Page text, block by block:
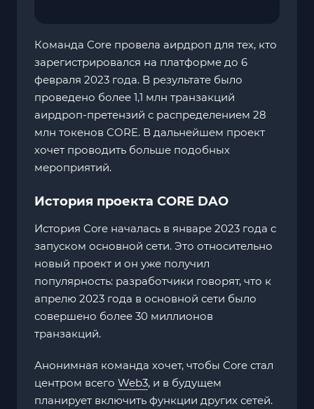
Команда Core провела аирдроп для тех, кто
зарегистрировался на платформе до 6
февраля 2023 года. В результате было
проведено более 1,1 млн транзакций
аирдроп-претензий с распределением 28
млн токенов CORE. В дальнейшем проект
хочет проводить больше подобных
мероприятий.
История проекта CORE DAO
История Core началась в январе 2023 года с
запуском основной сети. Это относительно
новый проект и он уже получил
популярность: разработчики говорят, что к
апрелю 2023 года в основной сети было
совершено более 30 миллионов
транзакций.
Анонимная команда хочет, чтобы Core стал
центром всего Web3, и в будущем
планирует включить функции других сетей.